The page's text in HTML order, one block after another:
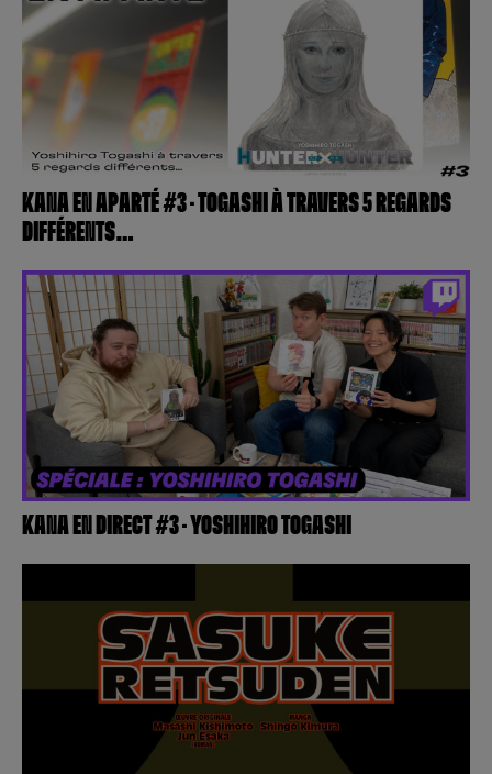
KANA EN APARTÉ #3 – TOGASHI À TRAVERS 5 REGARDS
DIFFÉRENTS…
KANA EN DIRECT #3 – YOSHIHIRO TOGASHI